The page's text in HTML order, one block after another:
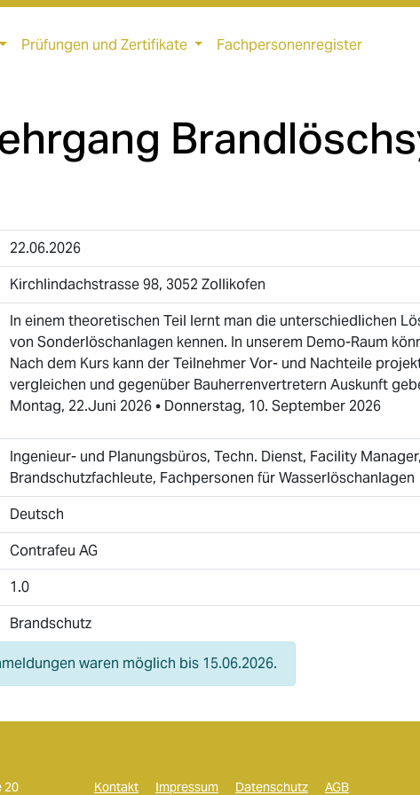
Prüfungen und Zertifikate Fachpersonenregister
22.06.2026
Kirchlindachstrasse 98, 3052 Zollikofen
In einem theoretischen Teil lernt man die unterschiedlichen
von Sonderlöschanlagen kennen. In unserem Demo-Raum
Nach dem Kurs kann der Teilnehmer Vor- und Nachteile
vergleichen und gegenüber Bauherrenvertretern Auskunft
Montag, 22.Juni 2026 • Donnerstag, 10. September 2026
Ingenieur- und Planungsbüros, Techn. Dienst, Facility
Brandschutzfachleute, Fachpersonen für Wasserlöschanlagen
Deutsch
Contrafeu AG
1.0
Brandschutz
waren möglich bis 15.06.2026.
20 Kontakt Impressum Datenschutz AGB